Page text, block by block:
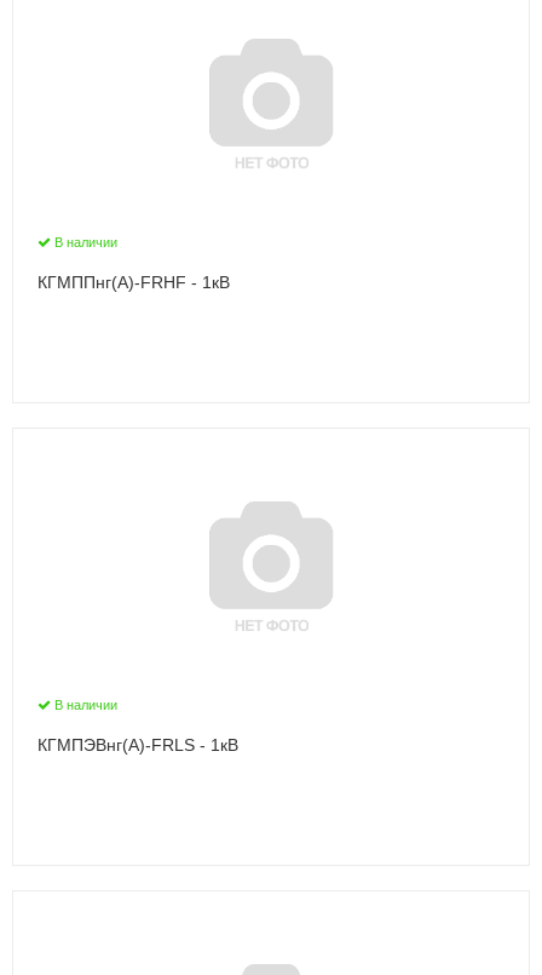
В наличии
КГМППнг(А)-FRHF - 1кВ
В наличии
КГМПЭВнг(А)-FRLS - 1кВ